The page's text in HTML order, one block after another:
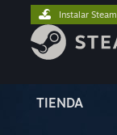
TIENDA
Instalar Steam